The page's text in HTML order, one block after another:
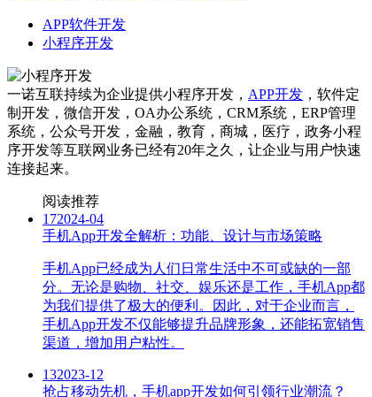
APP软件开发
小程序开发
一诺互联持续为企业提供小程序开发， APP开发 ，软件定
制开发，微信开发，OA办公系统，CRM系统，ERP管理
系统，公众号开发，金融，教育，商城，医疗，政务小程
序开发等互联网业务已经有20年之久，让企业与用户快速
连接起来。
阅读推荐
172024-04
手机App开发全解析：功能、设计与市场策略
手机App已经成为人们日常生活中不可或缺的一部
分。无论是购物、社交、娱乐还是工作，手机App都
为我们提供了极大的便利。因此，对于企业而言，
手机App开发不仅能够提升品牌形象，还能拓宽销售
渠道，增加用户粘性。
132023-12
抢占移动先机，手机app开发如何引领行业潮流？